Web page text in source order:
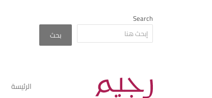
Search
بحث
الرئيسة